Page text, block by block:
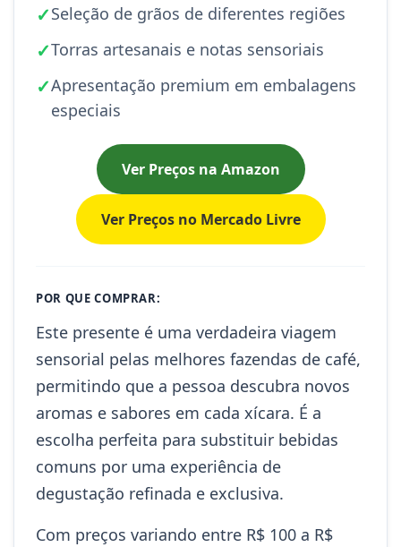
✓Seleção de grãos de diferentes regiões
✓Torras artesanais e notas sensoriais
✓Apresentação premium em embalagens
especiais
Ver Preços na Amazon
Ver Preços no Mercado Livre
POR QUE COMPRAR:
Este presente é uma verdadeira viagem
sensorial pelas melhores fazendas de café,
permitindo que a pessoa descubra novos
aromas e sabores em cada xícara. É a
escolha perfeita para substituir bebidas
comuns por uma experiência de
degustação refinada e exclusiva.
Com preços variando entre R$ 100 a R$